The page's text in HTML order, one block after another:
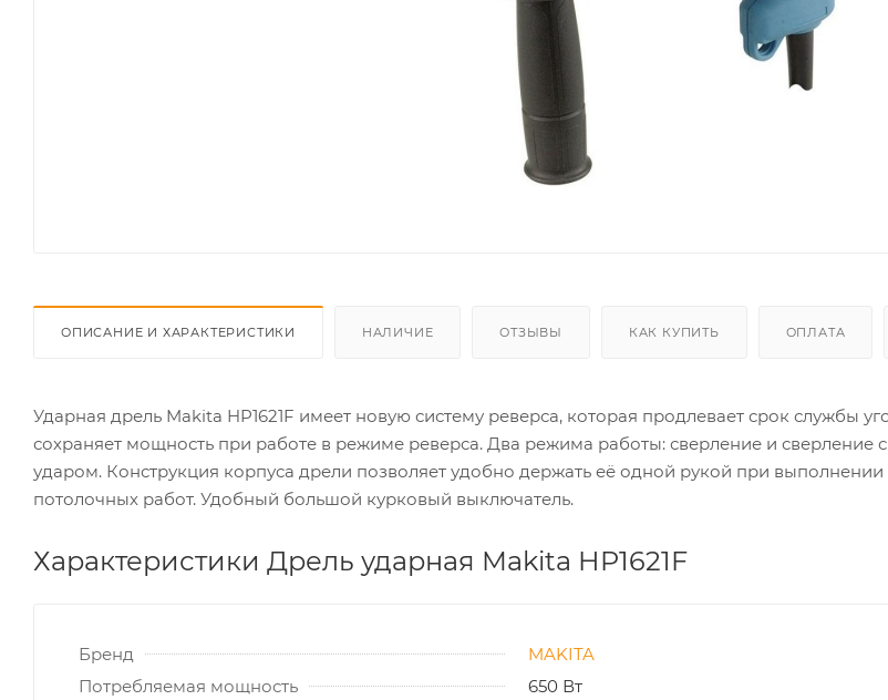
ОПИСАНИЕ И ХАРАКТЕРИСТИКИ НАЛИЧИЕ ОТЗЫВЫ КАК КУПИТЬ ОПЛАТА
Ударная дрель Makita HP1621F имеет новую систему реверса, которая продлевает срок службы
сохраняет мощность при работе в режиме реверса. Два режима работы: сверление и сверление с
ударом. Конструкция корпуса дрели позволяет удобно держать её одной рукой при
потолочных работ. Удобный большой курковый выключатель.
Характеристики Дрель ударная Makita HP1621F
Бренд
MAKITA
Потребляемая мощность
650 Вт